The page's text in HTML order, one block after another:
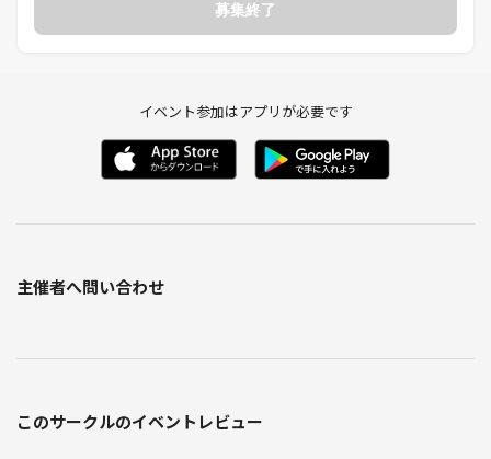
募集終了
イベント参加はアプリが必要です
主催者へ問い合わせ
このサークルのイベントレビュー